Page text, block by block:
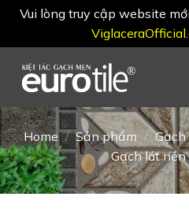
Vui lòng truy cập website
content
Home / Sản phẩm /
Gạch lát nền